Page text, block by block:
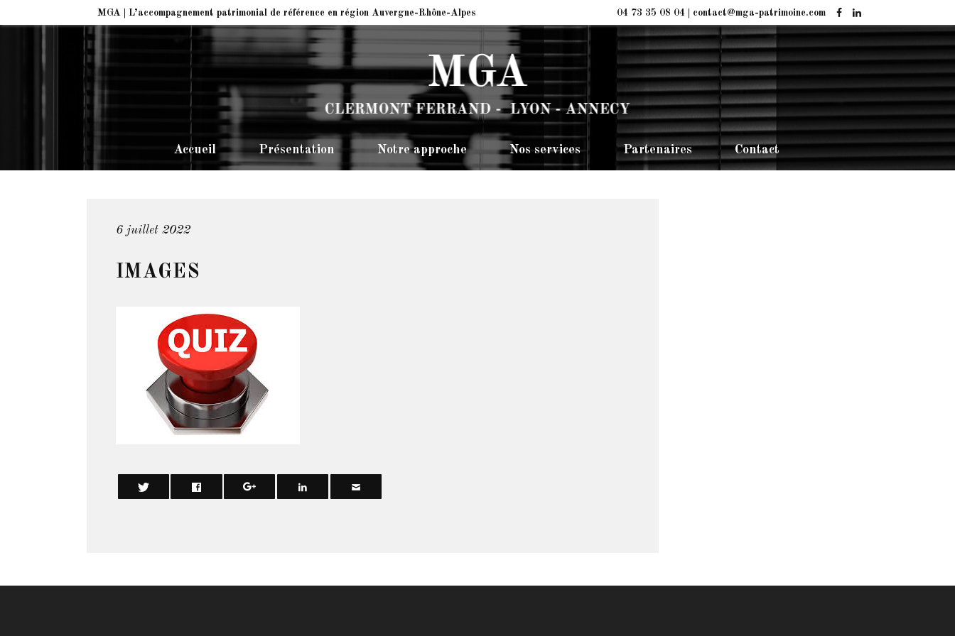
MGA | L’accompagnement patrimonial de référence en région Auvergne-Rhône-Alpes 04 73 35 08 04 | contact@mga-patrimoine.com
Accueil Présentation Notre approche Nos services Partenaires Contact
6 juillet 2022
IMAGES